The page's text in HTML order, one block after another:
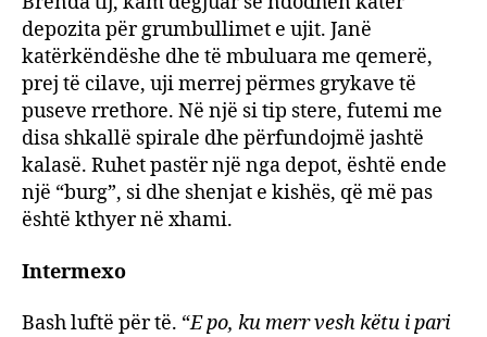
depozita për grumbullimet e ujit. Janë
katërkëndëshe dhe të mbuluara me qemerë,
prej të cilave, uji merrej përmes grykave të
puseve rrethore. Në një si tip stere, futemi me
disa shkallë spirale dhe përfundojmë jashtë
kalasë. Ruhet pastër një nga depot, është ende
një “burg”, si dhe shenjat e kishës, që më pas
është kthyer në xhami.
Intermexo
Bash luftë për të. “E po, ku merr vesh këtu i pari